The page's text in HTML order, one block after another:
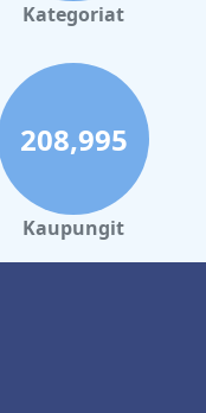
Kategoriat
208,995
Kaupungit